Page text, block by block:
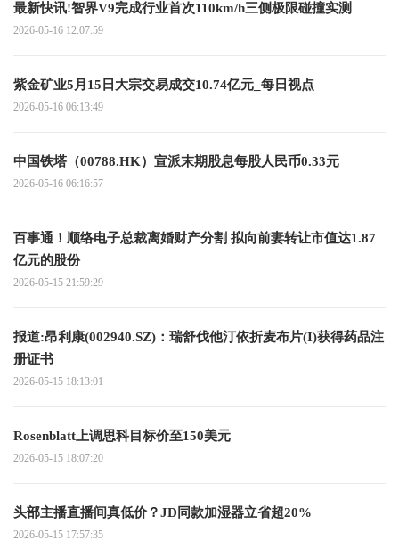
最新快讯!智界V9完成行业首次110km/h三侧极限碰撞实测
2026-05-16 12:07:59
紫金矿业5月15日大宗交易成交10.74亿元_每日视点
2026-05-16 06:13:49
中国铁塔（00788.HK）宣派末期股息每股人民币0.33元
2026-05-16 06:16:57
百事通！顺络电子总裁离婚财产分割 拟向前妻转让市值达1.87
亿元的股份
2026-05-15 21:59:29
报道:昂利康(002940.SZ)：瑞舒伐他汀依折麦布片(I)获得药品注
册证书
2026-05-15 18:13:01
Rosenblatt上调思科目标价至150美元
2026-05-15 18:07:20
头部主播直播间真低价？JD同款加湿器立省超20%
2026-05-15 17:57:35